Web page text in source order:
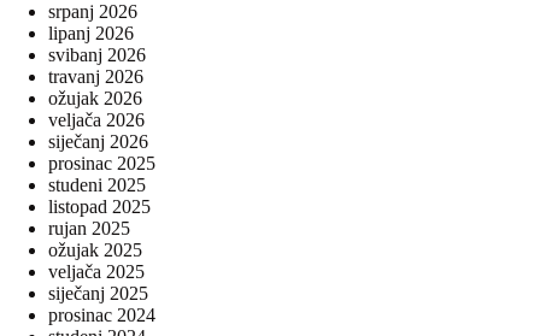
srpanj 2026
lipanj 2026
svibanj 2026
travanj 2026
ožujak 2026
veljača 2026
siječanj 2026
prosinac 2025
studeni 2025
listopad 2025
rujan 2025
ožujak 2025
veljača 2025
siječanj 2025
prosinac 2024